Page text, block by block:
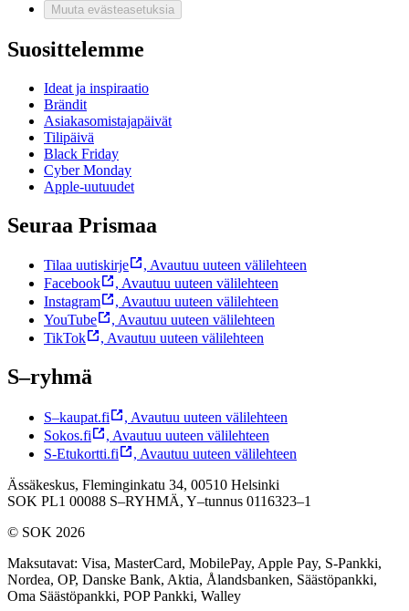
Muuta evästeasetuksia
Suosittelemme
Ideat ja inspiraatio
Brändit
Asiakasomistajapäivät
Tilipäivä
Black Friday
Cyber Monday
Apple-uutuudet
Seuraa Prismaa
Tilaa uutiskirje , Avautuu uuteen välilehteen
Facebook
, Avautuu uuteen välilehteen
Instagram
, Avautuu uuteen välilehteen
YouTube
, Avautuu uuteen välilehteen
TikTok
, Avautuu uuteen välilehteen
S–ryhmä
S–kaupat.fi , Avautuu uuteen välilehteen
Sokos.fi
, Avautuu uuteen välilehteen
S-Etukortti.fi
, Avautuu uuteen välilehteen
Ässäkeskus, Fleminginkatu 34, 00510 Helsinki
SOK PL1 00088 S–RYHMÄ, Y–tunnus 0116323–1
© SOK 2026
Maksutavat: Visa, MasterCard, MobilePay, Apple Pay, S-Pankki,
Nordea, OP, Danske Bank, Aktia, Ålandsbanken, Säästöpankki,
Oma Säästöpankki, POP Pankki, Walley